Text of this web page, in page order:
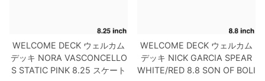
WELCOME DECK ウェルカム
デッキ NORA VASCONCELLO
S STATIC PINK 8.25 スケート
WELCOME DECK ウェルカム
デッキ NICK GARCIA SPEAR
WHITE/RED 8.8 SON OF BOLI
8.3inch
8.4inch
8.4inch
8.5inch
63mm
64mm
練習用アイテム（初心者におすすめ）
27cm
27.5cm
キャップ